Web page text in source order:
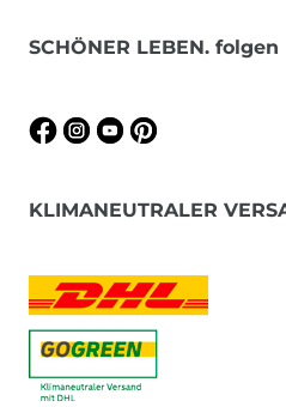
SCHÖNER LEBEN. folgen
KLIMANEUTRALER